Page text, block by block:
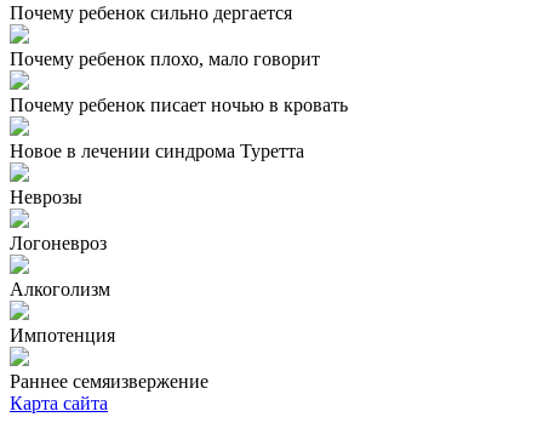
Почему ребенок сильно дергается
Почему ребенок плохо, мало говорит
Почему ребенок писает ночью в кровать
Новое в лечении синдрома Туретта
Неврозы
Логоневроз
Алкоголизм
Импотенция
Раннее семяизвержение
Карта сайта